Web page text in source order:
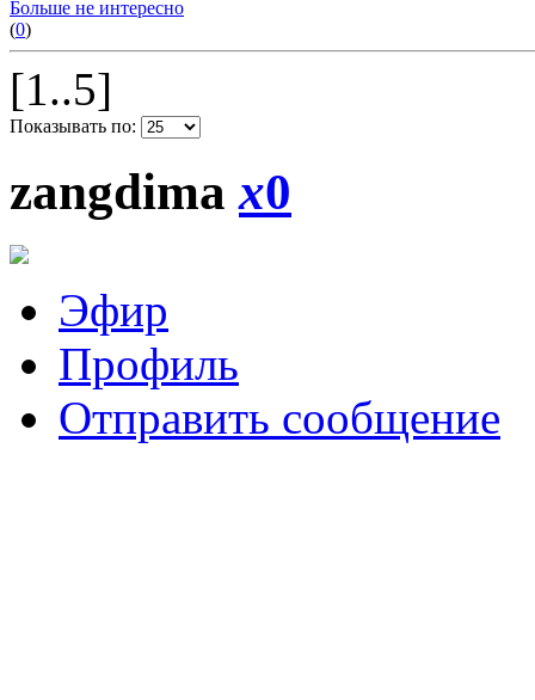
Больше не интересно
(0)
[1..5]
Показывать по:
zangdimax0
Эфир
Профиль
Отправить сообщение